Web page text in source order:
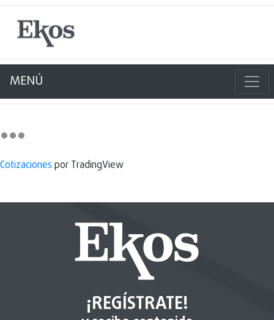
MENÚ
Cotizaciones por TradingView
¡REGÍSTRATE!